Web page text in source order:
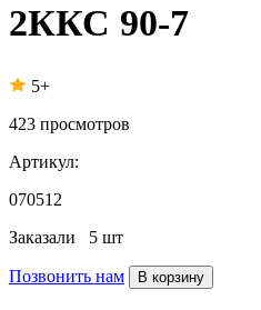
2ККС 90-7
5+
423 просмотров
Артикул:
070512
Заказали 5 шт
Позвонить нам В корзину